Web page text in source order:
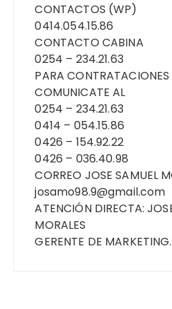
CONTACTOS (WP)
0414.054.15.86
CONTACTO CABINA
0254 – 234.21.63
PARA CONTRATACIONES
COMUNICATE AL
0254 – 234.21.63
0414 – 054.15.86
0426 – 154.92.22
0426 – 036.40.98
CORREO JOSE SAMUEL
josamo98.9@gmail.com
ATENCIÓN DIRECTA:
MORALES
GERENTE DE MARKETING.